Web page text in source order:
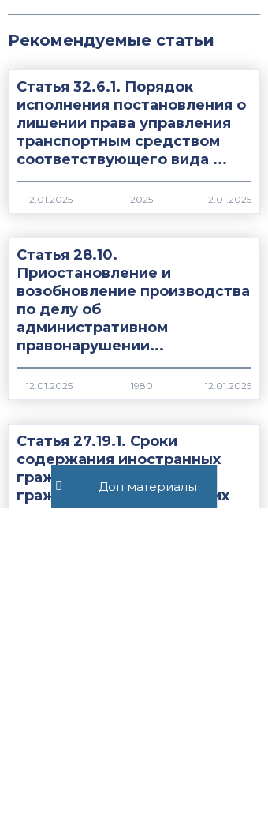
Доп материалы
Рекомендуемые статьи
Статья 32.6.1. Порядок
исполнения постановления о
лишении права управления
транспортным средством
соответствующего вида ...
2025
Статья 28.10.
Приостановление и
возобновление производства
по делу об
административном
правонарушении...
1980
Статья 27.19.1. Сроки
содержания иностранных
граждан или лиц без
гражданства, подлежащих
административному